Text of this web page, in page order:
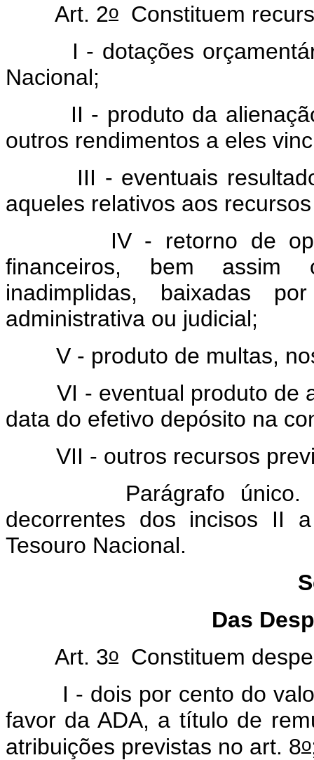
Art. 2o
Constituem
I - dotações
Nacional;
II - produto da alienação
outros rendimentos a eles
III - eventuais resultados
aqueles relativos aos
IV - retorno de
financeiros, bem assim
inadimplidas, baixadas
administrativa ou judicial;
V - produto de multas, nos
VI - eventual produto de
data do efetivo depósito na
VII - outros recursos
Parágrafo único. A
decorrentes dos incisos II
Tesouro Nacional.
Das
Art. 3o Constituem
I - dois por cento do valor
favor da ADA, a título de
atribuições previstas no art. 8o